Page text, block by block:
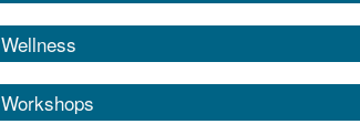
Wellness
Workshops